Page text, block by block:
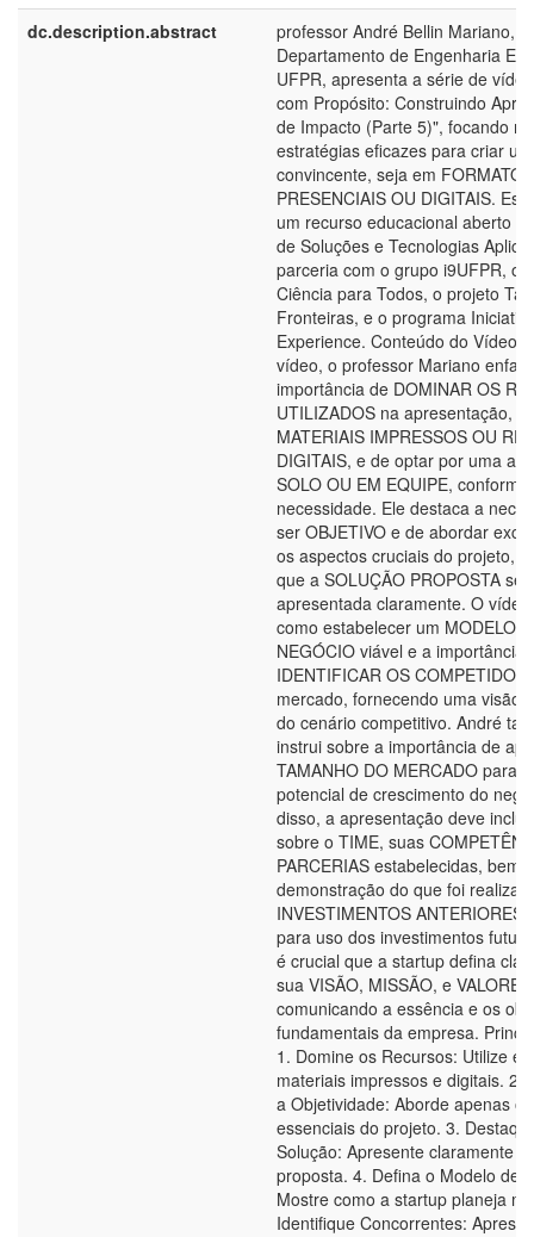
dc.description.abstract
professor André Bellin Mariano,
Departamento de Engenharia
UFPR, apresenta a série de
com Propósito: Construindo
de Impacto (Parte 5)", focando
estratégias eficazes para criar
convincente, seja em FORMATOS
PRESENCIAIS OU DIGITAIS.
um recurso educacional aberto
de Soluções e Tecnologias
parceria com o grupo i9UFPR, o
Ciência para Todos, o projeto
Fronteiras, e o programa
Experience. Conteúdo do Vídeo:
vídeo, o professor Mariano
importância de DOMINAR OS
UTILIZADOS na apresentação,
MATERIAIS IMPRESSOS OU
DIGITAIS, e de optar por uma
SOLO OU EM EQUIPE, conforme
necessidade. Ele destaca a
ser OBJETIVO e de abordar
os aspectos cruciais do projeto,
que a SOLUÇÃO PROPOSTA
apresentada claramente. O
como estabelecer um MODELO
NEGÓCIO viável e a importância
IDENTIFICAR OS
mercado, fornecendo uma visão
do cenário competitivo. André
instrui sobre a importância de
TAMANHO DO MERCADO para
potencial de crescimento do
disso, a apresentação deve
sobre o TIME, suas
PARCERIAS estabelecidas, bem
demonstração do que foi
INVESTIMENTOS ANTERIORES
para uso dos investimentos
é crucial que a startup defina
sua VISÃO, MISSÃO, e
comunicando a essência e os
fundamentais da empresa.
1. Domine os Recursos: Utilize
materiais impressos e digitais. 2.
a Objetividade: Aborde apenas
essenciais do projeto. 3.
Solução: Apresente claramente a
proposta. 4. Defina o Modelo de
Mostre como a startup planeja
Identifique Concorrentes: